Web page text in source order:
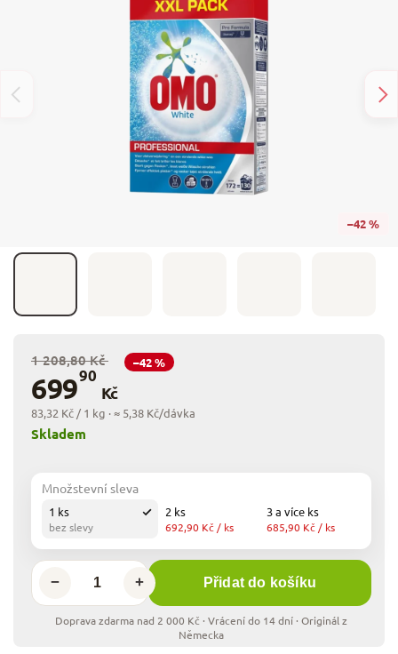
–42 %
1 208,80 Kč –42 %
69990
Kč
83,32 Kč / 1 kg · ≈ 5,38 Kč/dávka
Množstevní sleva
1 ks
bez slevy
2 ks
692,90 Kč / ks
3 a více ks
685,90 Kč / ks
+
− Přidat do košíku
Skladem